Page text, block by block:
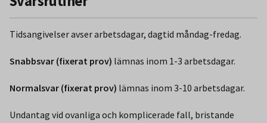
Tidsangivelser avser arbetsdagar, dagtid måndag-fredag.
Snabbsvar (fixerat prov) lämnas inom 1-3 arbetsdagar.
Normalsvar (fixerat prov) lämnas inom 3-10 arbetsdagar.
Undantag vid ovanliga och komplicerade fall, bristande